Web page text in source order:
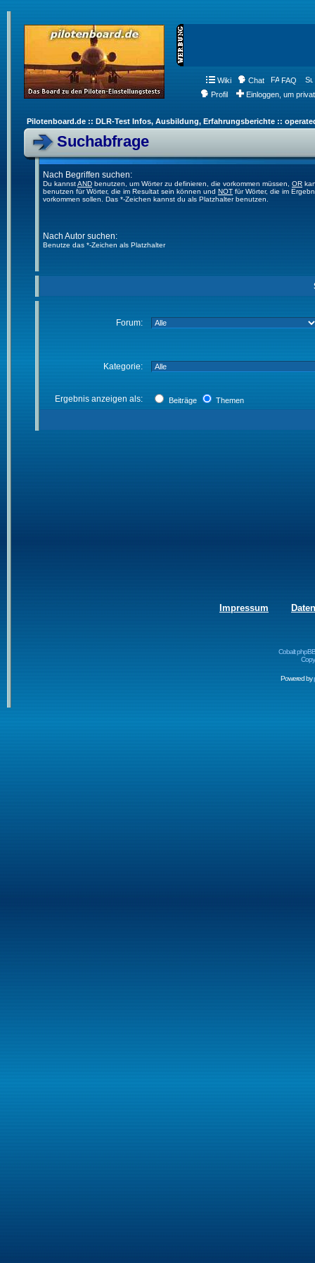
Wiki Chat FAQ
Profil
Einloggen, um
Pilotenboard.de :: DLR-Test Infos, Ausbildung, Erfahrungsberichte ::
Suchabfrage
Nach Begriffen suchen:
Du kannstAND benutzen, um Wörter zu definieren, die vorkommen müssen, OR
benutzen für Wörter, die im Resultat sein können und NOT für Wörter, die im
vorkommen sollen. Das *-Zeichen kannst du als Platzhalter benutzen.
Nach Autor suchen:
Benutze das *-Zeichen als Platzhalter
Forum:
Kategorie:
Ergebnis anzeigen als: Beiträge Themen
Impressum
Cobalt
Powered by